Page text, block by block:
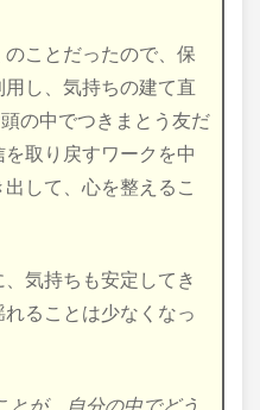
ことだったので、保
し、気持ちの建て直
の中でつきまとう友だ
取り戻すワークを中
して、心を整えるこ
気持ちも安定してき
ることは少なくなっ